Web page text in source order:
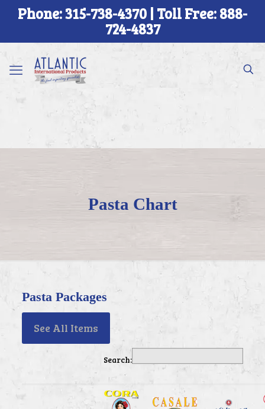
Phone: 315-738-4370 | Toll Free: 888-
724-4837
Pasta Chart
Pasta Packages
See All Items
Search: